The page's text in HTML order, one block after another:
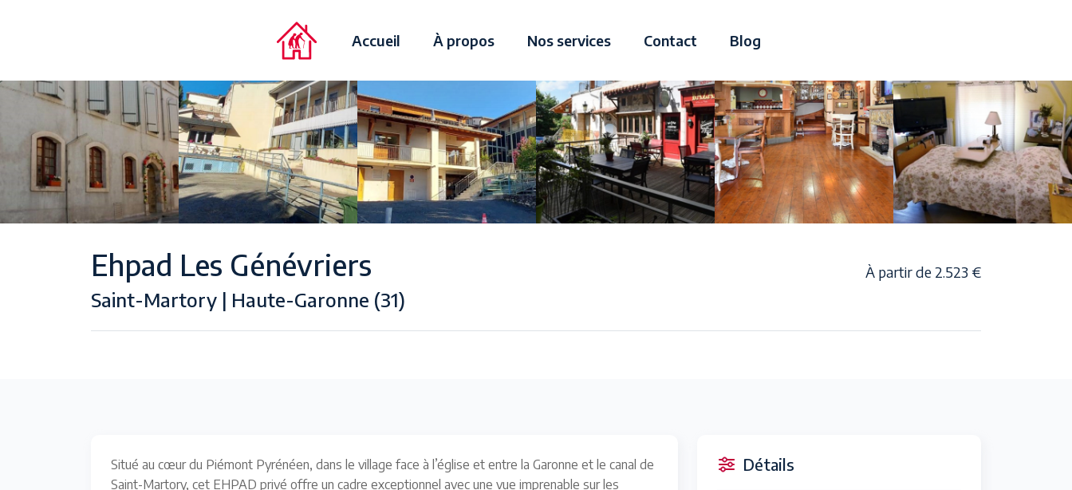
Accueil À propos Nos services Contact Blog
Ehpad Les Génévriers
Saint-Martory | Haute-Garonne (31)
À partir de 2.523 €
Situé au cœur du Piémont Pyrénéen, dans le village face à l’église et entre la Garonne et le canal de
Saint-Martory, cet EHPAD privé offre un cadre exceptionnel avec une vue imprenable sur les
Détails